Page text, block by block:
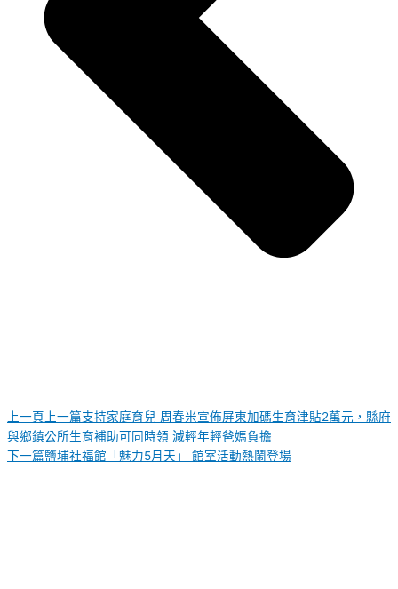
上一頁 上一篇支持家庭育兒 周春米宣佈屏東加碼生育津貼2萬元，縣府
與鄉鎮公所生育補助可同時領 減輕年輕爸媽負擔
下一篇鹽埔社福館「魅力5月天」 館室活動熱鬧登場